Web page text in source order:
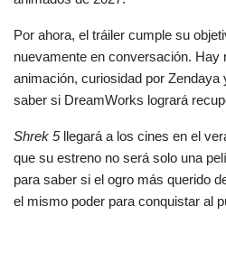
Por ahora, el tráiler cumple su
nuevamente en conversación. Hay
animación, curiosidad por
saber si DreamWorks logrará
Shrek 5 llegará a los cines en el
que su estreno no será solo una
para saber si el ogro más querido
el mismo poder para conquistar al